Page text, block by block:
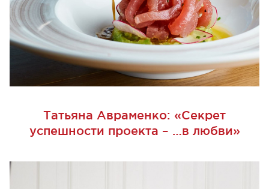
Татьяна Авраменко: «Секрет
успешности проекта – …в любви»